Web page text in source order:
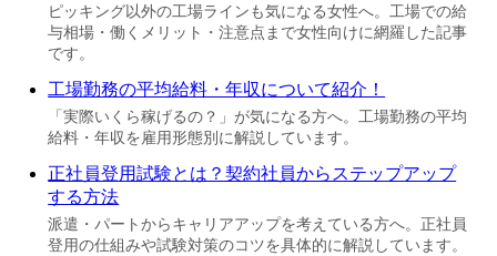
ピッキング以外の工場ラインも気になる女性へ。工場での給
与相場・働くメリット・注意点まで女性向けに網羅した記事
です。
工場勤務の平均給料・年収について紹介！
「実際いくら稼げるの？」が気になる方へ。工場勤務の平均
給料・年収を雇用形態別に解説しています。
正社員登用試験とは？契約社員からステップアップ
する方法
派遣・パートからキャリアアップを考えている方へ。正社員
登用の仕組みや試験対策のコツを具体的に解説しています。